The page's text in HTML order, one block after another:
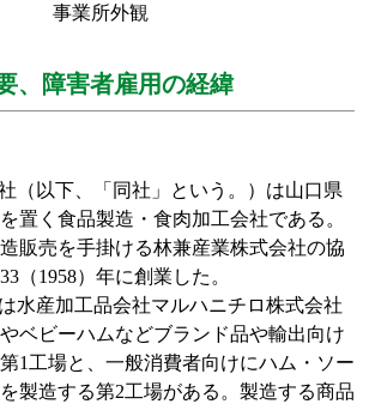
事業所外観
、障害者雇用の経緯
（以下、「同社」という。）は山口県
置く 食品製造・食肉加工会社である。
販売を手掛ける林兼産業株式会社の協
33（1958）年に創業した。
水産加工品会社マルハニチロ株式会社
ベビーハムなどブランド品や輸出向け
1工場と、一般消費者向けにハム・ソー
製造する第2工場がある。製造する商品